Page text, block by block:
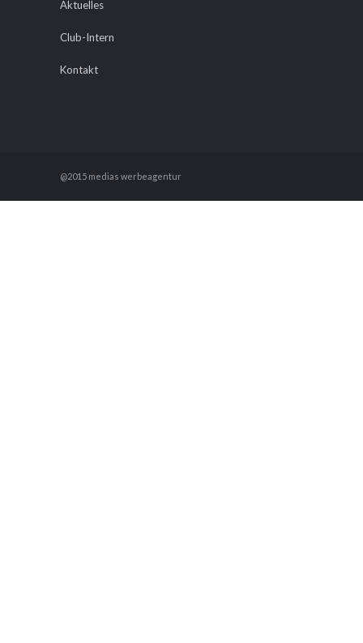
Aktuelles
Club-Intern
Kontakt
@2015 medias werbeagentur